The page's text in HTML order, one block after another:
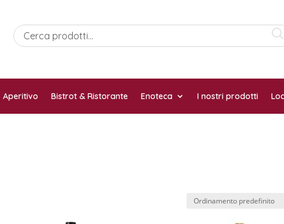
Aperitivo Bistrot & Ristorante Enoteca I nostri prodotti